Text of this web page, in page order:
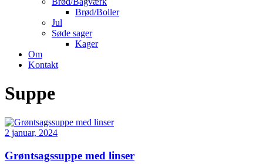
Brød/Boller
Jul
Søde sager
Kager
Om
Kontakt
Suppe
2 januar, 2024
Grøntsagssuppe med linser